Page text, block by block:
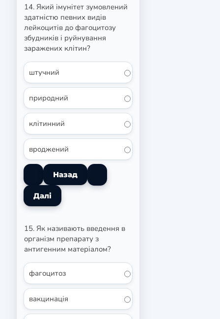
14. Який імунітет зумовлений
здатністю певних видів
лейкоцитів до фагоцитозу
збудників і руйнування
заражених клітин?
штучний
природний
клітинний
вроджений
15. Як називають введення в
організм препарату з
антигенним матеріалом?
фагоцитоз
вакцинація